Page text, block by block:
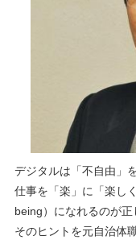
デジタルは「不自由」
仕事を「楽」に「楽し
being）になれるのが正
そのヒントを元自治体